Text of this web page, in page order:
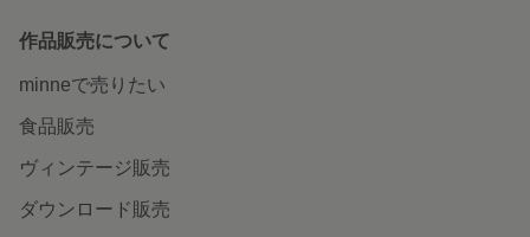
作品販売について
minneで売りたい
食品販売
ヴィンテージ販売
ダウンロード販売